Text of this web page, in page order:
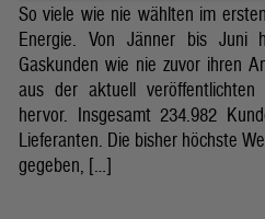
So viele wie nie wählten im
Energie. Von Jänner bis Juni
Gaskunden wie nie zuvor ihren
aus der aktuell veröffentlichten
hervor. Insgesamt 234.982
Lieferanten. Die bisher höchste
gegeben, […]